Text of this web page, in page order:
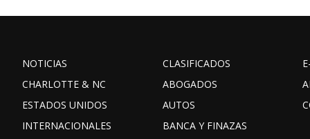
NOTICIAS
CHARLOTTE & NC
ESTADOS UNIDOS
INTERNACIONALES
CLASIFICADOS
ABOGADOS
AUTOS
BANCA Y FINAZAS